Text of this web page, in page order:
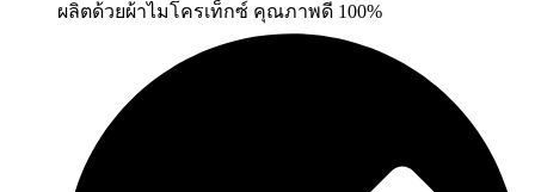
ผลิตด้วยผ้าไมโครเท็กซ์ คุณภาพดี 100%